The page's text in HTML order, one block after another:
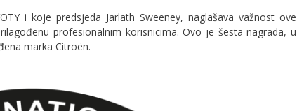
i koje predsjeda Jarlath Sweeney, naglašava važnost ove
profesionalnim korisnicima. Ovo je šesta nagrada, u
marka Citroën.